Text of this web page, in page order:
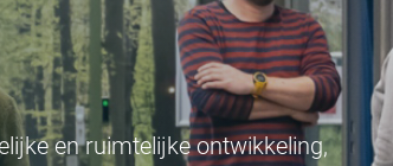
en ruimtelijke ontwikkeling,